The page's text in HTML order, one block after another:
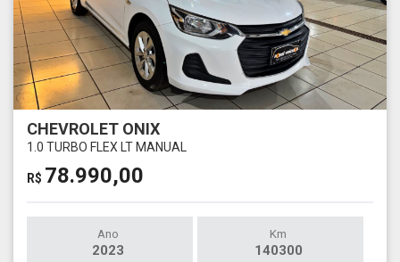
CHEVROLET ONIX
1.0 TURBO FLEX LT MANUAL
R$ 78.990,00
Ano
2023
Km
140300